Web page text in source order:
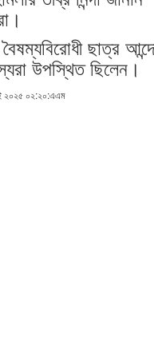
ছাত্র
উপস্থিত ছিলেন।
২০২৫ ০২:২০:এএম